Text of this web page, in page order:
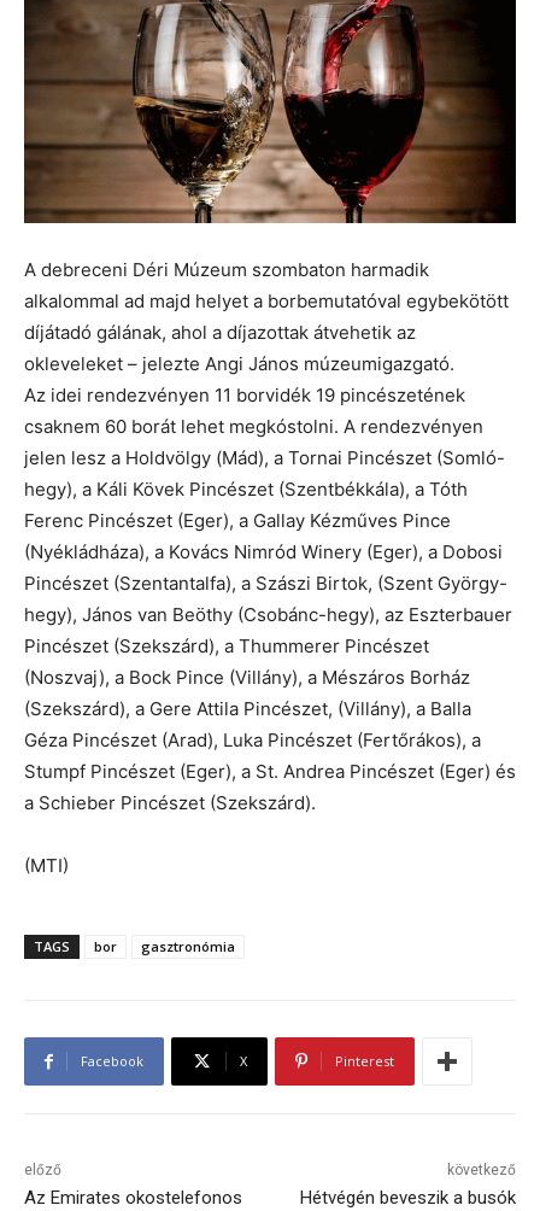
A debreceni Déri Múzeum szombaton harmadik
alkalommal ad majd helyet a borbemutatóval egybekötött
díjátadó gálának, ahol a díjazottak átvehetik az
okleveleket – jelezte Angi János múzeumigazgató.
Az idei rendezvényen 11 borvidék 19 pincészetének
csaknem 60 borát lehet megkóstolni. A rendezvényen
jelen lesz a Holdvölgy (Mád), a Tornai Pincészet (Somló-
hegy), a Káli Kövek Pincészet (Szentbékkála), a Tóth
Ferenc Pincészet (Eger), a Gallay Kézműves Pince
(Nyékládháza), a Kovács Nimród Winery (Eger), a Dobosi
Pincészet (Szentantalfa), a Szászi Birtok, (Szent György-
hegy), János van Beöthy (Csobánc-hegy), az Eszterbauer
Pincészet (Szekszárd), a Thummerer Pincészet
(Noszvaj), a Bock Pince (Villány), a Mészáros Borház
(Szekszárd), a Gere Attila Pincészet, (Villány), a Balla
Géza Pincészet (Arad), Luka Pincészet (Fertőrákos), a
Stumpf Pincészet (Eger), a St. Andrea Pincészet (Eger) és
a Schieber Pincészet (Szekszárd).
(MTI)
TAGS bor gasztronómia
Facebook X Pinterest
előző
Az Emirates okostelefonos
következő
Hétvégén beveszik a busók